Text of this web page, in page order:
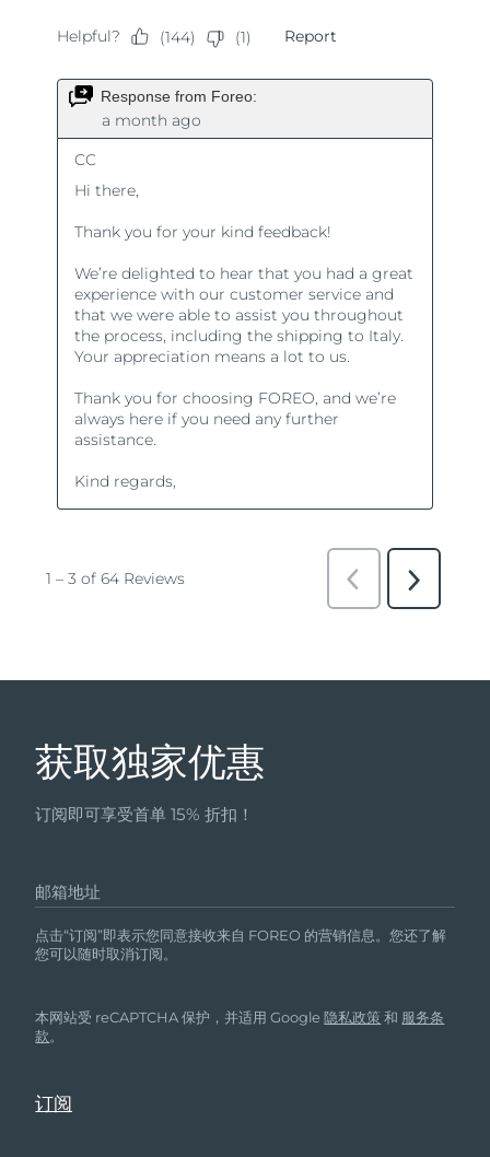
获取独家优惠
订阅即可享受首单 15% 折扣！
邮箱地址
点击“订阅”即表示您同意接收来自 FOREO 的营销信息。您还了解
您可以随时取消订阅。
本网站受 reCAPTCHA 保护，并适用 Google隐私政策 和 服务条
款。